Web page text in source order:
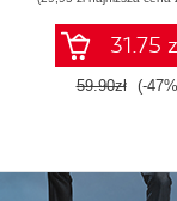
Dockera
31.75
59.90zł (-